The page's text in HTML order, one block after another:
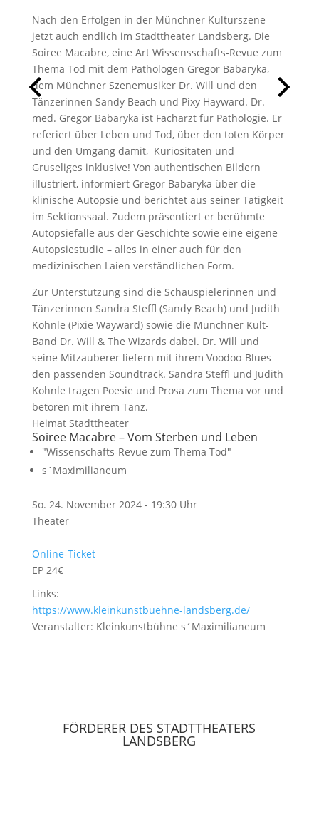
Nach den Erfolgen in der Münchner Kulturszene
jetzt auch endlich im Stadttheater Landsberg. Die
Soiree Macabre, eine Art Wissensschafts-Revue zum
Thema Tod mit dem Pathologen Gregor Babaryka,
dem Münchner Szenemusiker Dr. Will und den
Tänzerinnen Sandy Beach und Pixy Hayward. Dr.
med. Gregor Babaryka ist Facharzt für Pathologie. Er
referiert über Leben und Tod, über den toten Körper
und den Umgang damit, Kuriositäten und
Gruseliges inklusive! Von authentischen Bildern
illustriert, informiert Gregor Babaryka über die
klinische Autopsie und berichtet aus seiner Tätigkeit
im Sektionssaal. Zudem präsentiert er berühmte
Autopsiefälle aus der Geschichte sowie eine eigene
Autopsiestudie – alles in einer auch für den
medizinischen Laien verständlichen Form.
Zur Unterstützung sind die Schauspielerinnen und
Tänzerinnen Sandra Steffl (Sandy Beach) und Judith
Kohnle (Pixie Wayward) sowie die Münchner Kult-
Band Dr. Will & The Wizards dabei. Dr. Will und
seine Mitzauberer liefern mit ihrem Voodoo-Blues
den passenden Soundtrack. Sandra Steffl und Judith
Kohnle tragen Poesie und Prosa zum Thema vor und
betören mit ihrem Tanz.
Heimat Stadttheater
Soiree Macabre – Vom Sterben und Leben
"Wissenschafts-Revue zum Thema Tod"
s´Maximilianeum
So. 24. November 2024 - 19:30 Uhr
Theater
Online-Ticket
EP 24€
Links:
https://www.kleinkunstbuehne-landsberg.de/
Veranstalter: Kleinkunstbühne s´Maximilianeum
FÖRDERER DES STADTTHEATERS
LANDSBERG